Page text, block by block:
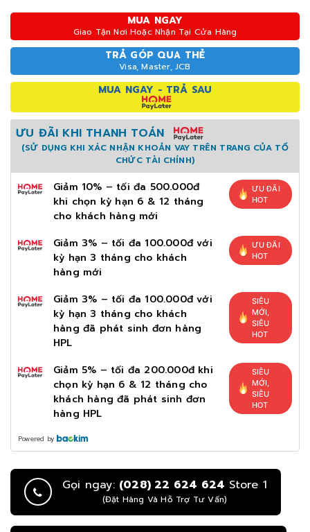
MUA NGAY
Giao Tận Nơi Hoặc Nhận Tại Cửa Hàng
TRẢ GÓP QUA THẺ
Visa, Master, JCB
MUA NGAY - TRẢ SAU
ƯU ĐÃI KHI THANH TOÁN
(SỬ DỤNG KHI XÁC NHẬN KHOẢN VAY TRÊN TRANG CỦA TỔ
CHỨC TÀI CHÍNH)
Giảm 10% – tối đa 500.000đ
khi chọn kỳ hạn 6 & 12 tháng
cho khách hàng mới
ƯU ĐÃI
HOT
Giảm 3% – tối đa 100.000đ với
kỳ hạn 3 tháng cho khách
hàng mới
ƯU ĐÃI
HOT
Giảm 3% – tối đa 100.000đ với
kỳ hạn 3 tháng cho khách
hàng đã phát sinh đơn hàng
HPL
SIÊU
MỚI,
SIÊU
HOT
Giảm 5% – tối đa 200.000đ khi
chọn kỳ hạn 6 & 12 tháng cho
khách hàng đã phát sinh đơn
hàng HPL
SIÊU
MỚI,
SIÊU
HOT
Powered by
Gọi ngay: (028) 22 624 624 Store 1
(Đặt Hàng Và Hỗ Trợ Tư Vấn)